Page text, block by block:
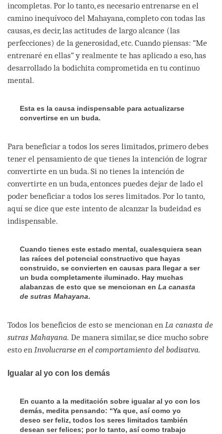
incompletas. Por lo tanto, es necesario entrenarse en el
camino inequívoco del Mahayana, completo con todas las
causas, es decir, las actitudes de largo alcance (las
perfecciones) de la generosidad, etc. Cuando piensas: “Me
entrenaré en ellas” y realmente te has aplicado a eso, has
desarrollado la bodichita comprometida en tu continuo
mental.
Esta es la causa indispensable para actualizarse
convertirse en un buda.
Para beneficiar a todos los seres limitados, primero debes
tener el pensamiento de que tienes la intención de lograr
convertirte en un buda. Si no tienes la intención de
convertirte en un buda, entonces puedes dejar de lado el
poder beneficiar a todos los seres limitados. Por lo tanto,
aquí se dice que este intento de alcanzar la budeidad es
indispensable.
Cuando tienes este estado mental, cualesquiera sean
las raíces del potencial constructivo que hayas
construido, se convierten en causas para llegar a ser
un buda completamente iluminado. Hay muchas
alabanzas de esto que se mencionan en La canasta
de sutras Mahayana.
Todos los beneficios de esto se mencionan en La canasta de
sutras Mahayana. De manera similar, se dice mucho sobre
esto en Involucrarse en el comportamiento del bodisatva.
Igualar al yo con los demás
En cuanto a la meditación sobre igualar al yo con los
demás, medita pensando: “Ya que, así como yo
deseo ser feliz, todos los seres limitados también
desean ser felices; por lo tanto, así como trabajo